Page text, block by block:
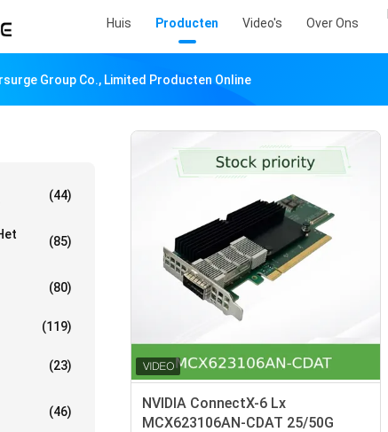
Huis Producten Video's Over Ons
Group Co., Limited Producten Online
(44)
(85)
(80)
(119)
(23)
(46)
NVIDIA ConnectX-6 Lx
MCX623106AN-CDAT 25/50G